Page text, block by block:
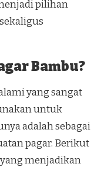
pilihan
Bambu?
yang sangat
untuk
adalah sebagai
pagar. Berikut
menjadikan